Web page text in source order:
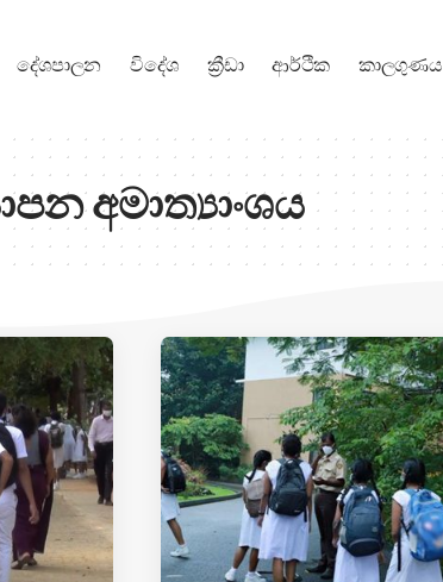
දේශපාලන විදේශ ක්‍රීඩා ආර්ථික කාලගුණය
අමාත්‍යාංශය